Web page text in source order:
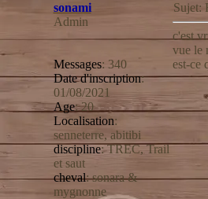
sonami
Admin
Messages: 340
Date d'inscription:
01/08/2021
Age:20
Localisation:
senneterre, abitibi
discipline:TREC, Trail
et saut
cheval:sonara &
mygnonne
Sujet:
c'est
vue le
est-ce